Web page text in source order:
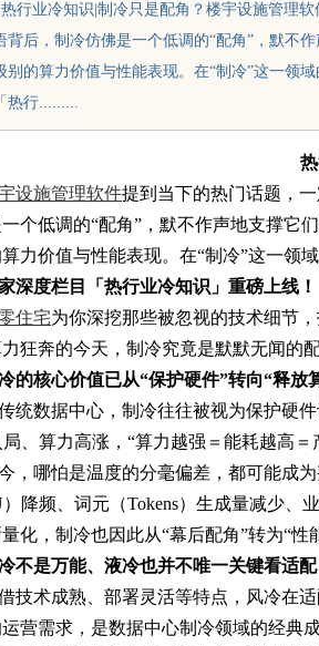
行业冷知识|制冷只是配角？楼宇设施管理
背后，制冷仿佛是一个低调的“配角”，默不
别的算力价值与性能表现。在“制冷”这一领
热行.........
设施管理软件提到当下的热门话题，
个低调的“配角”，默不作声地支撑它
力价值与性能表现。在“制冷”这一领
深度栏目「热行业冷知识」重磅上线！
住宅为你深挖那些被忽视的技术细节
狂奔的今天，制冷究竟是默默无闻的
的核心价值已从“保护硬件”转向“释放
统数据中心，制冷往往被视为保护硬
、算力高涨，“算力越强＝能耗越高＝
，哪怕是温度的分毫偏差，都可能成
）降频、词元（Tokens）生成量减少、
化，制冷也因此从“幕后配角”转为“
不是万能、液冷也并不唯一关键看适配
技术成熟、部署灵活等特点，风冷在
营需求，是数据中心制冷领域的经典成
标准化研
势，助力企业高